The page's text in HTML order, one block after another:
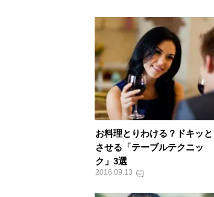
お料理とりわける？ドキッと
させる「テーブルテクニッ
ク」3選
2016.09.13